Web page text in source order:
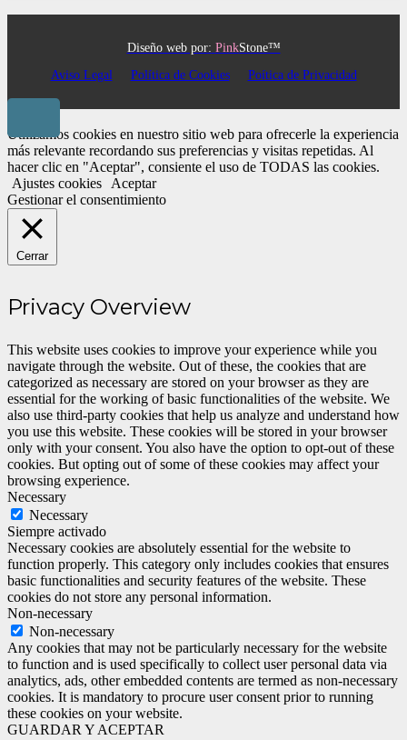
Diseño web por: PinkStone™
Aviso Legal
Política de Cookies Poítica de Privacidad
Utilizamos cookies en nuestro sitio web para ofrecerle la experiencia
más relevante recordando sus preferencias y visitas repetidas. Al
hacer clic en "Aceptar", consiente el uso de TODAS las cookies.
Ajustes cookies
Aceptar
Gestionar el consentimiento
Cerrar
Privacy Overview
This website uses cookies to improve your experience while you
navigate through the website. Out of these, the cookies that are
categorized as necessary are stored on your browser as they are
essential for the working of basic functionalities of the website. We
also use third-party cookies that help us analyze and understand how
you use this website. These cookies will be stored in your browser
only with your consent. You also have the option to opt-out of these
cookies. But opting out of some of these cookies may affect your
browsing experience.
Necessary
Necessary
Siempre activado
Necessary cookies are absolutely essential for the website to
function properly. This category only includes cookies that ensures
basic functionalities and security features of the website. These
cookies do not store any personal information.
Non-necessary
Non-necessary
Any cookies that may not be particularly necessary for the website
to function and is used specifically to collect user personal data via
analytics, ads, other embedded contents are termed as non-necessary
cookies. It is mandatory to procure user consent prior to running
these cookies on your website.
GUARDAR Y ACEPTAR